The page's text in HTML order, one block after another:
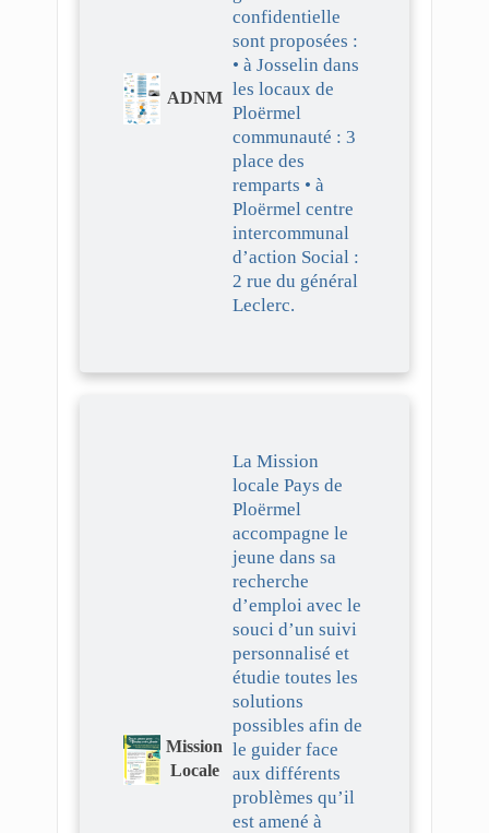
ADNM
confidentielle
sont proposées :
• à Josselin dans
les locaux de
Ploërmel
communauté : 3
place des
remparts • à
Ploërmel centre
intercommunal
d’action Social :
2 rue du général
Leclerc.
Mission
Locale
La Mission
locale Pays de
Ploërmel
accompagne le
jeune dans sa
recherche
d’emploi avec le
souci d’un suivi
personnalisé et
étudie toutes les
solutions
possibles afin de
le guider face
aux différents
problèmes qu’il
est amené à